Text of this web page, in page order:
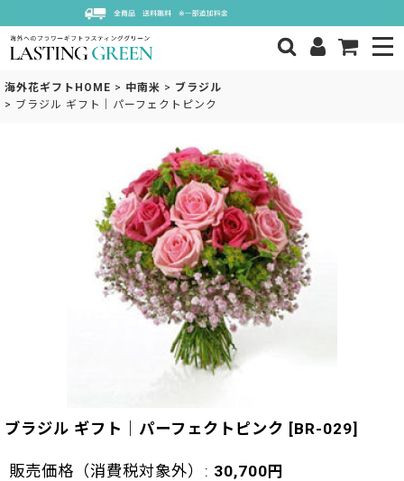
海外花ギフトHOME > 中南米 > ブラジル
> ブラジル ギフト｜パーフェクトピンク
ブラジル ギフト｜パーフェクトピンク [BR-029]
販売価格（消費税対象外） : 30,700 円